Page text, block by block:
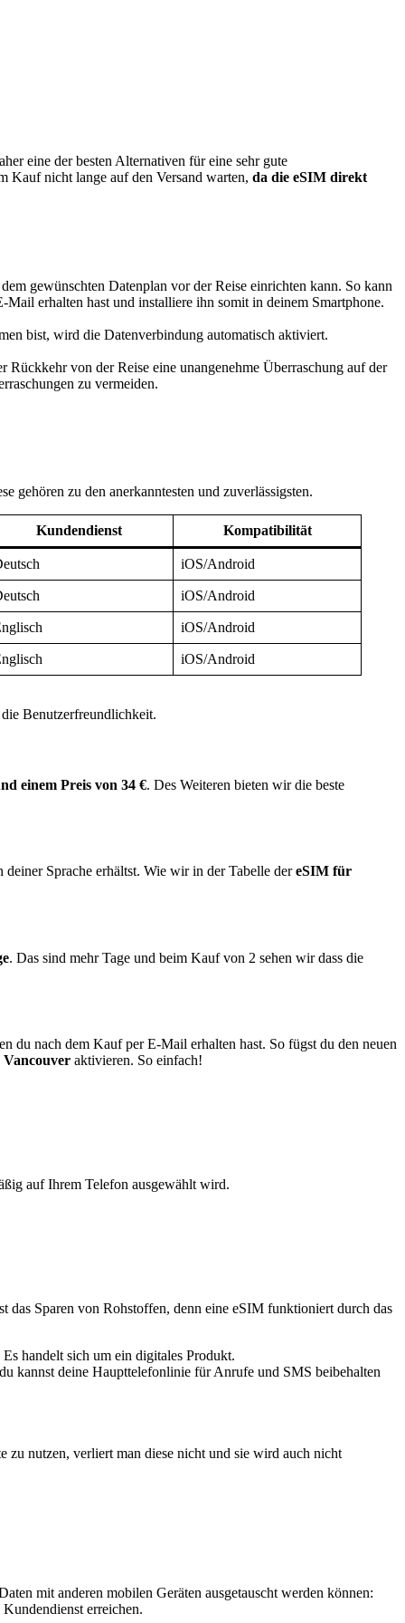
eine der besten Alternativen für eine sehr gute
Kauf nicht lange auf den Versand warten, da die eSIM direkt
gewünschten Datenplan vor der Reise einrichten kann. So kann
erhalten hast und installiere ihn somit in deinem Smartphone.
bist, wird die Datenverbindung automatisch aktiviert.
Rückkehr von der Reise eine unangenehme Überraschung auf der
zu vermeiden.
zu den anerkanntesten und zuverlässigsten.
Kundendienst Kompatibilität
iOS/Android
iOS/Android
iOS/Android
iOS/Android
Benutzerfreundlichkeit.
einem Preis von 34 €. Des Weiteren bieten wir die beste
Sprache erhältst. Wie wir in der Tabelle dereSIM für
. Das sind mehr Tage und beim Kauf von 2 sehen wir dass die
du nach dem Kauf per E-Mail erhalten hast. So fügst du den neuen
Vancouver aktivieren. So einfach!
auf Ihrem Telefon ausgewählt wird.
Sparen von Rohstoffen, denn eine eSIM funktioniert durch das
handelt sich um ein digitales Produkt.
kannst deine Haupttelefonlinie für Anrufe und SMS beibehalten
nutzen, verliert man diese nicht und sie wird auch nicht
mit anderen mobilen Geräten ausgetauscht werden können:
erreichen.